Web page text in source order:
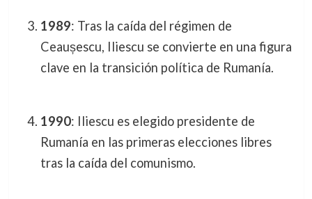
1989: Tras la caída del régimen de
Ceaușescu, Iliescu se convierte en una figura
clave en la transición política de Rumanía.
1990: Iliescu es elegido presidente de
Rumanía en las primeras elecciones libres
tras la caída del comunismo.